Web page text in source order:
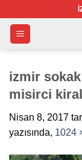
atla
izmir
misirci
Nisan 8, 2017
yazısında, 1024